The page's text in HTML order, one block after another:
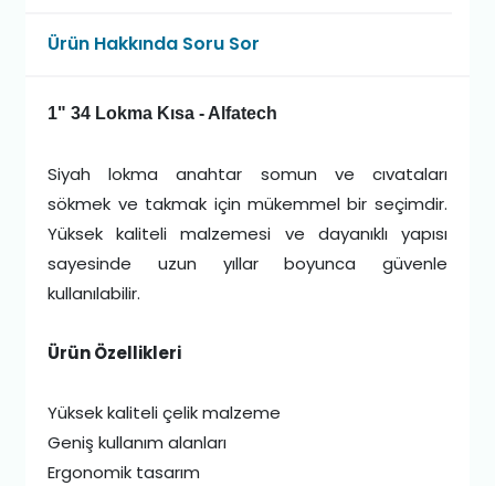
Ürün Hakkında Soru Sor
1" 34 Lokma Kısa - Alfatech
Siyah lokma anahtar somun ve cıvataları
sökmek ve takmak için mükemmel bir seçimdir.
Yüksek kaliteli malzemesi ve dayanıklı yapısı
sayesinde uzun yıllar boyunca güvenle
kullanılabilir.
Ürün Özellikleri
Yüksek kaliteli çelik malzeme
Geniş kullanım alanları
Ergonomik tasarım